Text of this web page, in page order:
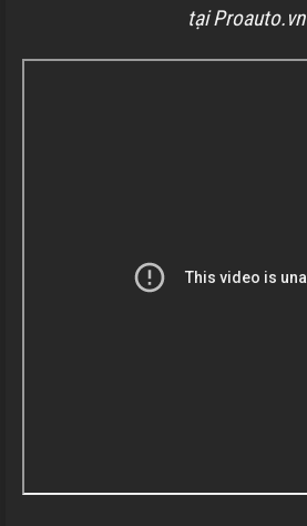
tại Proauto.vn